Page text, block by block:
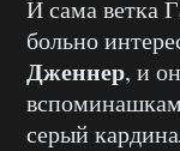
И сама ветка
больно
Дженнер, и
серый